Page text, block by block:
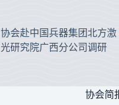
协会赴中国兵器集团北方激
光研究院广西分公司调研
协会简